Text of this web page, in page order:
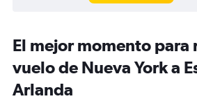
El mejor momento para
vuelo de Nueva York a
Arlanda